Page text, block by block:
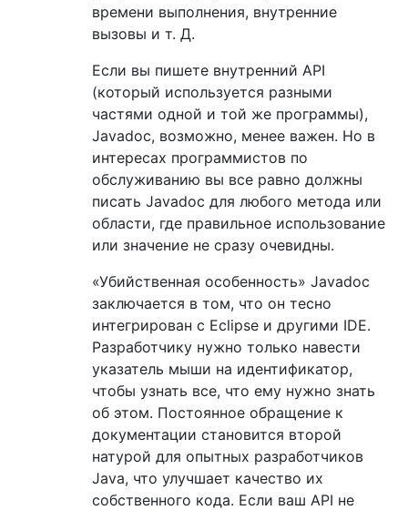
времени выполнения, внутренние
вызовы и т. Д.
Если вы пишете внутренний API
(который используется разными
частями одной и той же программы),
Javadoc, возможно, менее важен. Но в
интересах программистов по
обслуживанию вы все равно должны
писать Javadoc для любого метода или
области, где правильное использование
или значение не сразу очевидны.
«Убийственная особенность» Javadoc
заключается в том, что он тесно
интегрирован с Eclipse и другими IDE.
Разработчику нужно только навести
указатель мыши на идентификатор,
чтобы узнать все, что ему нужно знать
об этом. Постоянное обращение к
документации становится второй
натурой для опытных разработчиков
Java, что улучшает качество их
собственного кода. Если ваш API не